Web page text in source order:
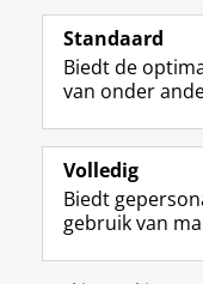
Studiekiezers
Alumni
Over ons
Standaard
Biedt de
van onder
Volledig
Biedt
gebruik van